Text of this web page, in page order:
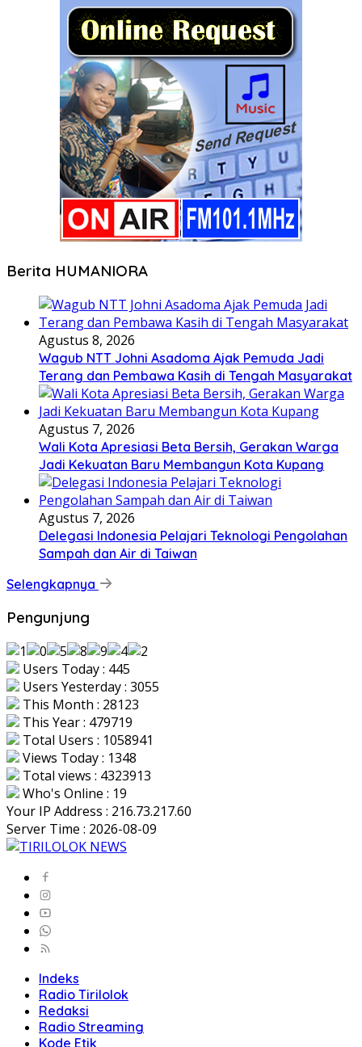
Berita HUMANIORA
Agustus 8, 2026
Wagub NTT Johni Asadoma Ajak Pemuda Jadi
Terang dan Pembawa Kasih di Tengah Masyarakat
Agustus 7, 2026
Wali Kota Apresiasi Beta Bersih, Gerakan Warga
Jadi Kekuatan Baru Membangun Kota Kupang
Agustus 7, 2026
Delegasi Indonesia Pelajari Teknologi Pengolahan
Sampah dan Air di Taiwan
Selengkapnya
Pengunjung
Users Today : 445
Users Yesterday : 3055
This Month : 28123
This Year : 479719
Total Users : 1058941
Views Today : 1348
Total views : 4323913
Who's Online : 19
Your IP Address : 216.73.217.60
Server Time : 2026-08-09
Indeks
Radio Tirilolok
Redaksi
Radio Streaming
Kode Etik